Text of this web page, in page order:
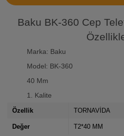
Baku BK-360 Cep
Marka: Baku
Model: BK-360
40 Mm
1. Kalite
Özellik TORNAVİDA
Değer T2*40 MM